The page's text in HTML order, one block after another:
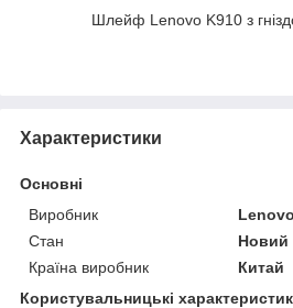
Шлейф Lenovo K910 з
Характеристики
Основні
Виробник
Lenovo
Стан
Новий
Країна виробник
Китай
Користувальницькі